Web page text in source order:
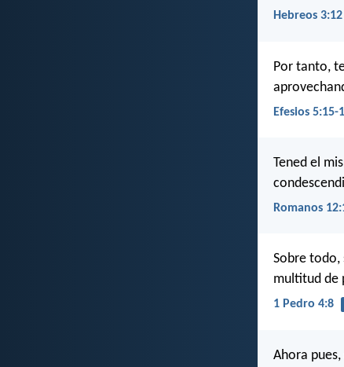
Hebreos 3:12
Por tanto,
Efesios 5:15-
Tened el
Romanos
Sobre todo,
multitud de
1 Pedro 4:8
Ahora